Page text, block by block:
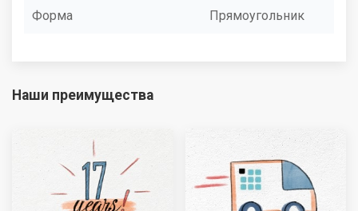
Форма Прямоугольник
Наши преимущества